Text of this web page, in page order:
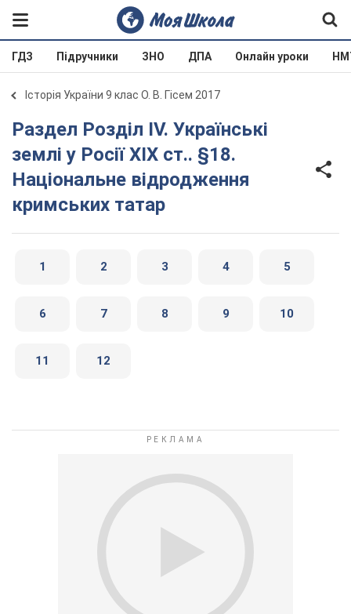
ГДЗ Підручники ЗНО ДПА Онлайн уроки
Історія України 9 клас О. В. Гісем 2017
Раздел Розділ IV. Українські
землі у Росії XIX ст.. §18.
Національне відродження
кримських татар
1 2 3 4 5
6 7 8 9 10
11 12